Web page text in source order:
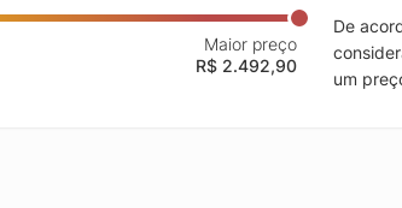
Maior preço
R$ 2.492,90
De
um